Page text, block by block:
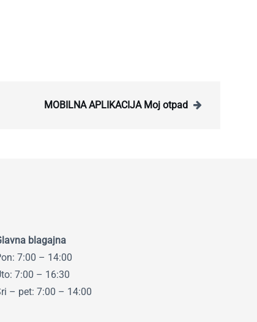
MOBILNA APLIKACIJA Moj otpad
blagajna
7:00 – 14:00
7:00 – 16:30
– pet: 7:00 – 14:00